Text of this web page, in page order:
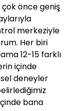
çok önce geniş
merkeziyle
Her biri
12-15 farklı
içinde
deneyler
bana